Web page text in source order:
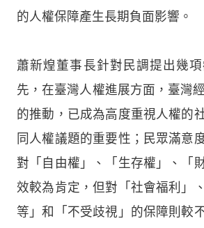
的人權保障產生長期負面影響。
蕭新煌董事長針對民調提出幾
先，在臺灣人權進展方面，臺灣
的推動，已成為高度重視人權的
同人權議題的重要性；民眾滿意
對「自由權」、「生存權」、「
效較為肯定，但對「社會福利」
等」和「不受歧視」的保障則較